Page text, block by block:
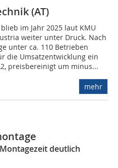
(AT)
im Jahr 2025 laut KMU
weiter unter Druck. Nach
unter ca. 110 Betrieben
die Umsatzentwicklung ein
preisbereinigt um minus...
mehr
deutlich